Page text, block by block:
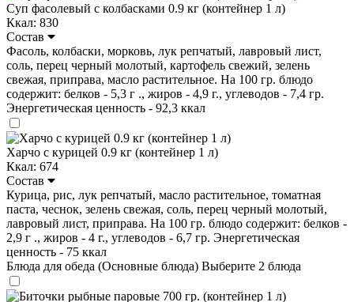
Суп фасолевый с колбасками 0.9 кг (контейнер 1 л)
Ккал: 830
Состав
Фасоль, колбаски, морковь, лук репчатый, лавровый лист,
соль, перец черный молотый, картофель свежий, зелень
свежая, приправа, масло растительное. На 100 гр. блюдо
содержит: белков - 5,3 г ., жиров - 4,9 г., углеводов - 7,4 гр.
Энергетическая ценность - 92,3 ккал
Харчо с курицей 0.9 кг (контейнер 1 л)
Ккал: 674
Состав
Курица, рис, лук репчатый, масло растительное, томатная
паста, чеснок, зелень свежая, соль, перец черный молотый,
лавровый лист, приправа. На 100 гр. блюдо содержит: белков -
2,9 г ., жиров - 4 г., углеводов - 6,7 гр. Энергетическая
ценность - 75 ккал
Блюда для обеда (Основные блюда) Выберите 2 блюда